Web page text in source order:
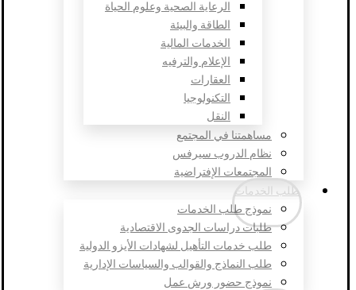
الرعاية الصحية وعلوم الحياة
الطاقة والبيئة
الخدمات المالية
الإعلام والترفيه
العقارات
التكنولوجيا
النقل
مساهمتنا في المجتمع
نظام الدروب سيرفس
المجتمعات الإفتراضية
طلب الخدمات
نموذج طلب الخدمات
طلبات دراسات الجدوى الاقتصادية
طلب خدمات التأهيل لشهادات الأيزو الدولية
طلب النماذج والقوالب والسياسات الإدارية
نموذج حضور ورش عمل